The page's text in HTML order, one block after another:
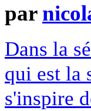
par
Dans la
qui est la
s'inspire